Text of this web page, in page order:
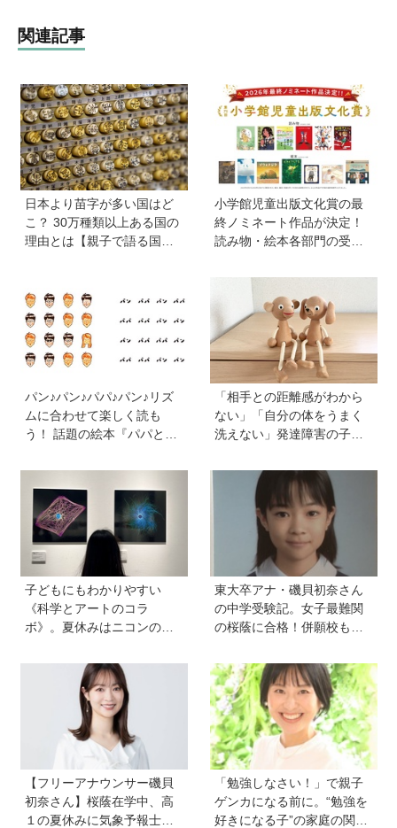
関連記事
日本より苗字が多い国はど
こ？ 30万種類以上ある国の
理由とは【親子で語る国際
小学館児童出版文化賞の最
終ノミネート作品が決定！
読み物・絵本各部門の受賞
パン♪パン♪パパ♪パン♪リズ
ムに合わせて楽しく読も
う！ 話題の絵本『パパとパ
ット・サニーブックスさん
に聞く子育てと絵本づくり
のお話
「相手との距離感がわから
ない」「自分の体をうまく
洗えない」発達障害の子ど
と・性教育のポイントは？
【『発達障害の子の性のル
ール』著者に聞いた】
子どもにもわかりやすい
《科学とアートのコラ
ボ》。夏休みはニコンの特
へ！【高校生以下無料】
東大卒アナ・磯貝初奈さん
の中学受験記。女子最難関
の桜蔭に合格！併願校も魅
声かけは「睡眠が何より大
事」「勉強イヤならしなく
ていいよ」
【フリーアナウンサー磯貝
初奈さん】桜蔭在学中、高
１の夏休みに気象予報士試
「勉強しなさい！」で親子
ゲンカになる前に。“勉強を
好きになる子”の家庭の関わ